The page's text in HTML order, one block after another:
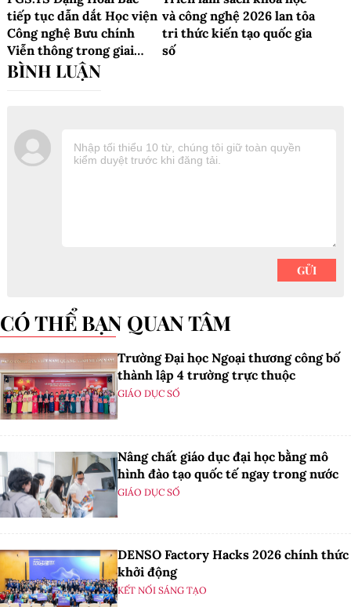
tiếp tục dẫn dắt Học viện
Công nghệ Bưu chính
Viễn thông trong giai
đoạn cạnh tranh mới
và công nghệ 2026 lan tỏa
tri thức kiến tạo quốc gia
số
CÓ THỂ BẠN QUAN TÂM
Trường Đại học Ngoại thương công bố
thành lập 4 trường trực thuộc
GIÁO DỤC SỐ
Nâng chất giáo dục đại học bằng mô
hình đào tạo quốc tế ngay trong nước
GIÁO DỤC SỐ
DENSO Factory Hacks 2026 chính thức
khởi động
KẾT NỐI SÁNG TẠO